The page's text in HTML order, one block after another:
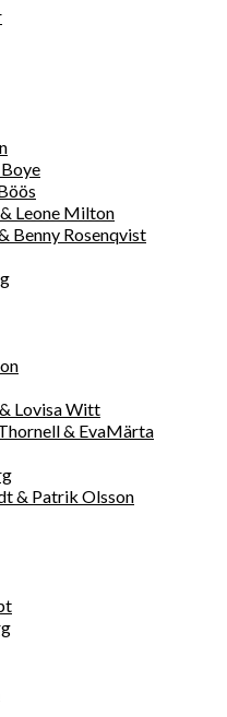
Leone Milton
Benny Rosenqvist
Lovisa Witt
& EvaMärta
& Patrik Olsson